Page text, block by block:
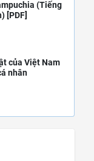
(Tiếng
[PDF]
của Việt Nam
nhân